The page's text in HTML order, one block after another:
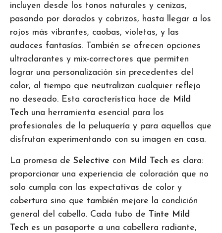
incluyen desde los tonos naturales y cenizas,
pasando por dorados y cobrizos, hasta llegar a los
rojos más vibrantes, caobas, violetas, y las
audaces fantasías. También se ofrecen opciones
ultraclarantes y mix-correctores que permiten
lograr una personalización sin precedentes del
color, al tiempo que neutralizan cualquier reflejo
no deseado. Esta característica hace de Mild
Tech una herramienta esencial para los
profesionales de la peluquería y para aquellos que
disfrutan experimentando con su imagen en casa.
La promesa de Selective con Mild Tech es clara:
proporcionar una experiencia de coloración que no
solo cumpla con las expectativas de color y
cobertura sino que también mejore la condición
general del cabello. Cada tubo de Tinte Mild
Tech es un pasaporte a una cabellera radiante,